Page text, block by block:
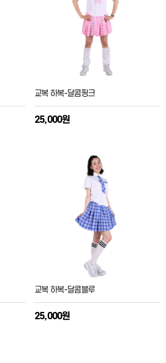
교복 하복-달콤핑크
25,000원
교복 하복-달콤블루
25,000원